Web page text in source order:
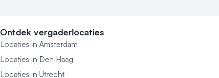
Ontdek vergaderlocaties
Locaties in Amsterdam
Locaties in Den Haag
Locaties in Utrecht